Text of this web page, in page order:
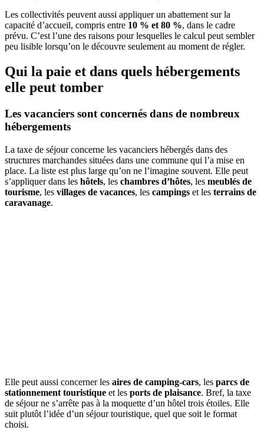
Les collectivités peuvent aussi appliquer un abattement sur la
capacité d’accueil, compris entre 10 % et 80 %, dans le cadre
prévu. C’est l’une des raisons pour lesquelles le calcul peut sembler
peu lisible lorsqu’on le découvre seulement au moment de régler.
Qui la paie et dans quels hébergements
elle peut tomber
Les vacanciers sont concernés dans de nombreux
hébergements
La taxe de séjour concerne les vacanciers hébergés dans des
structures marchandes situées dans une commune qui l’a mise en
place. La liste est plus large qu’on ne l’imagine souvent. Elle peut
s’appliquer dans les hôtels, les chambres d’hôtes, les meublés de
tourisme, les villages de vacances, les campings et les terrains de
caravanage.
Elle peut aussi concerner les aires de camping-cars, les parcs de
stationnement touristique et les ports de plaisance. Bref, la taxe
de séjour ne s’arrête pas à la moquette d’un hôtel trois étoiles. Elle
suit plutôt l’idée d’un séjour touristique, quel que soit le format
choisi.